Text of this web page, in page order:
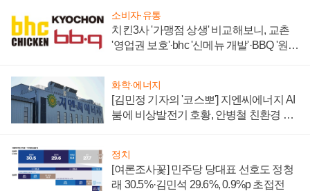
소비자·유통
치킨3사 '가맹점 상생' 비교해보니, 교촌
'영업권 보호'·bhc '신메뉴 개발'·BBQ '원가
화학·에너지
[김민정 기자의 '코스뽀'] 지엔씨에너지 AI
붐에 비상발전기 호황, 안병철 친환경 에
정치
[여론조사꽃] 민주당 당대표 선호도 정청
래 30.5%·김민석 29.6%, 0.9%p 초접전